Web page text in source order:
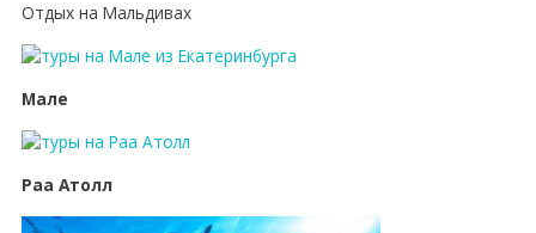
Отдых на Мальдивах
Мале
Раа Атолл